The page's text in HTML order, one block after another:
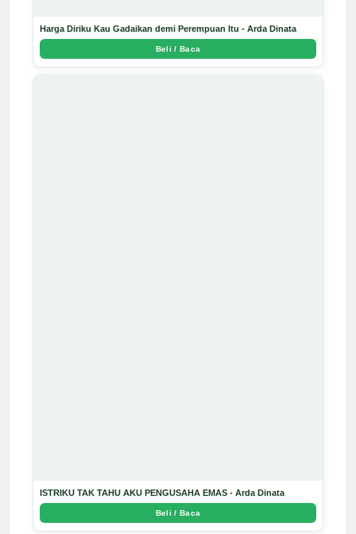
Harga Diriku Kau Gadaikan demi Perempuan Itu - Arda Dinata
Beli / Baca
ISTRIKU TAK TAHU AKU PENGUSAHA EMAS - Arda Dinata
Beli / Baca